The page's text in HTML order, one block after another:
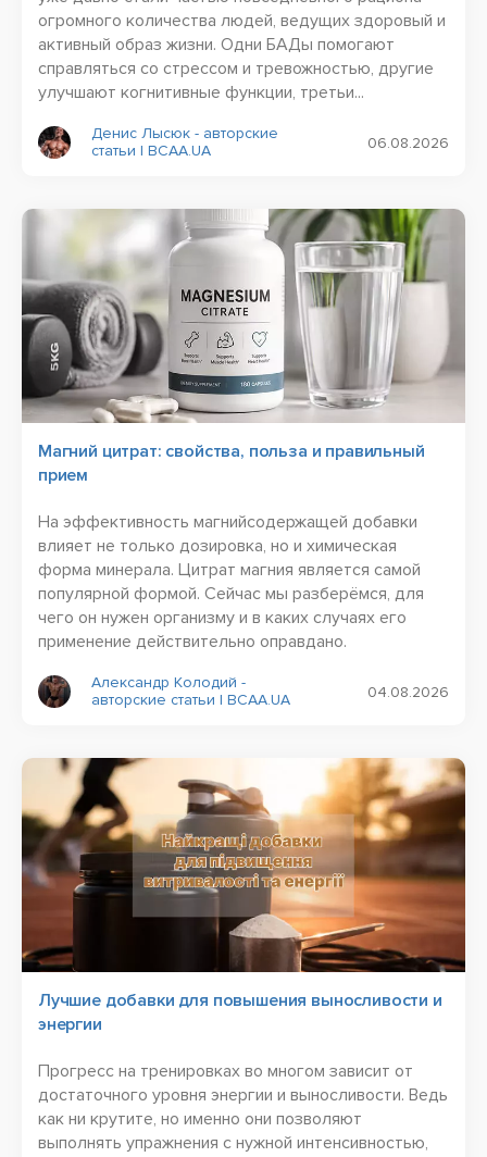
огромного количества людей, ведущих здоровый и
активный образ жизни. Одни БАДы помогают
справляться со стрессом и тревожностью, другие
улучшают когнитивные функции, третьи...
Денис Лысюк - авторские
статьи | BCAA.UA
06.08.2026
Магний цитрат: свойства, польза и правильный
прием
На эффективность магнийсодержащей добавки
влияет не только дозировка, но и химическая
форма минерала. Цитрат магния является самой
популярной формой. Сейчас мы разберёмся, для
чего он нужен организму и в каких случаях его
применение действительно оправдано.
Александр Колодий -
авторские статьи | BCAA.UA
04.08.2026
Лучшие добавки для повышения выносливости и
энергии
Прогресс на тренировках во многом зависит от
достаточного уровня энергии и выносливости. Ведь
как ни крутите, но именно они позволяют
выполнять упражнения с нужной интенсивностью,